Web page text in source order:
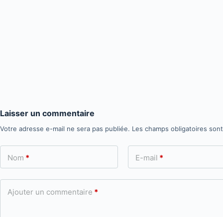
Laisser un commentaire
Votre adresse e-mail ne sera pas publiée. Les champs obligatoires
Nom * E-mail *
Ajouter un commentaire *